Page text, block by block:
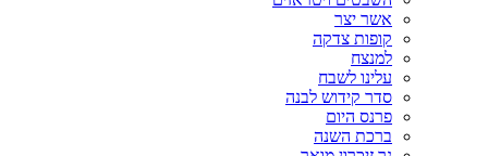
אשר יצר
קופות צדקה
למנצח
עלינו לשבח
סדר קידוש לבנה
פרנס היום
ברכת השנה